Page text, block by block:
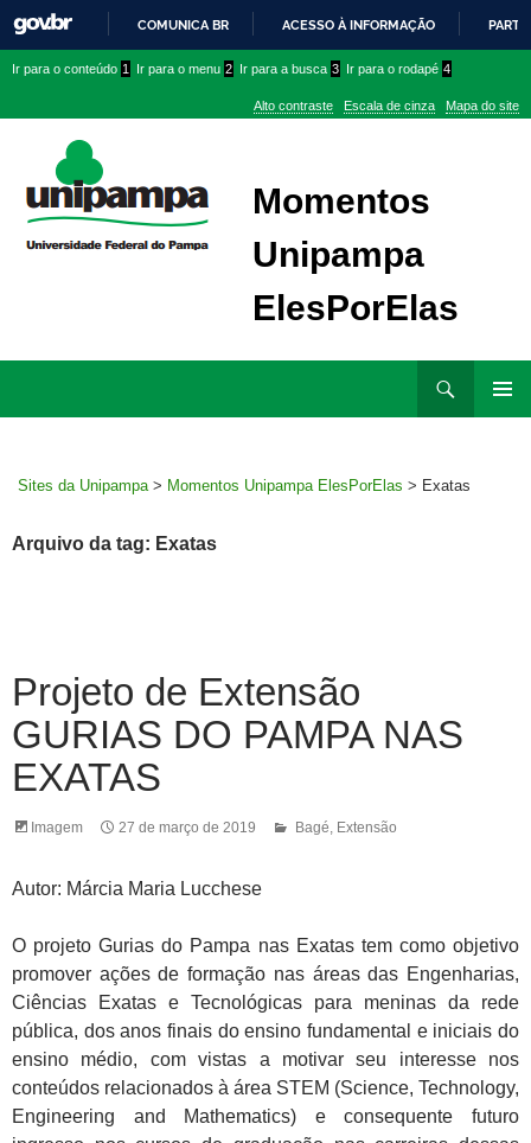
PARA
CONTEÚDO
COMUNICA BR ACESSO À INFORMAÇÃO
conteúdo
menu
superior
menu
Ir para o conteúdo 1 Ir para o menu 2 Ir para a busca 3 Ir para o rodapé 4
Alto contraste Escala de cinza Mapa do site
Momentos
Unipampa
ElesPorElas
Sites da Unipampa > Momentos Unipampa ElesPorElas > Exatas
Arquivo da tag: Exatas
Projeto de Extensão
GURIAS DO PAMPA NAS
EXATAS
Imagem 27 de março de 2019 Bagé Extensão
Autor: Márcia Maria Lucchese
O projeto Gurias do Pampa nas Exatas tem como objetivo
promover ações de formação nas áreas das Engenharias,
Ciências Exatas e Tecnológicas para meninas da rede
pública, dos anos finais do ensino fundamental e iniciais do
ensino médio, com vistas a motivar seu interesse nos
conteúdos relacionados à área STEM (Science, Technology,
Engineering and Mathematics) e consequente futuro